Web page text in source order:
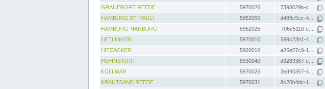
GRAUERORT REEDE
5970026 7398029b-c...
HAMBURG ST. PAULI
5952050 d488c5cc-4...
HAMBURG-HARBURG
5952025 706e5110-c...
HETLINGEN
5970010 599c23b1-4...
HITZACKER
5920010 a26e57c9-1...
HOHNSTORF
5930040 d9289367-c...
KOLLMAR
5970025 3ed90357-4...
KRAUTSAND REEDE
5970031 8c20b4dc-1...